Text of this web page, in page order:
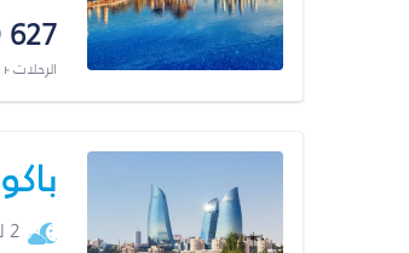
627
الرحلات
باكو
2 ليال